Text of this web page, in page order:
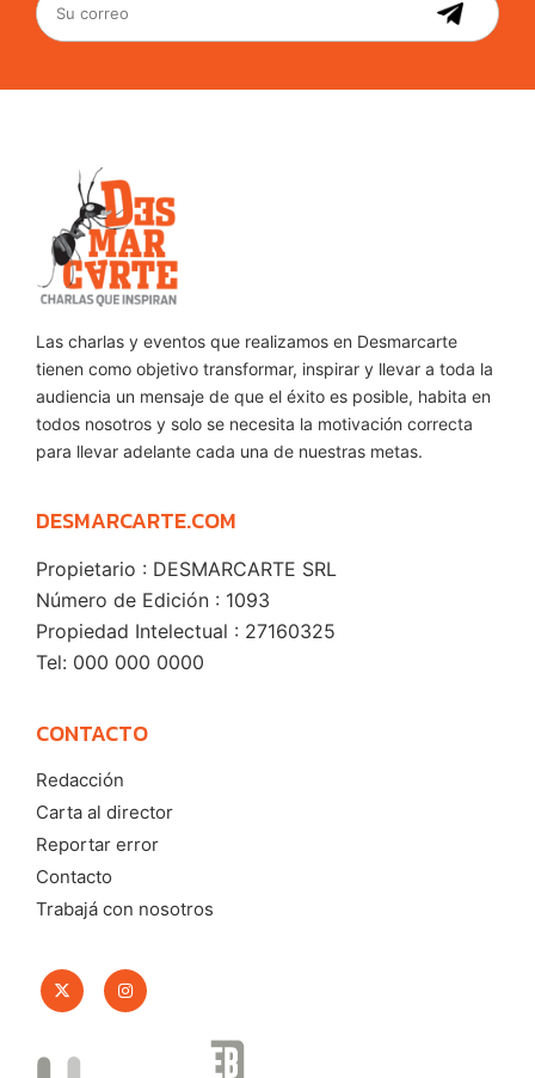
Las charlas y eventos que realizamos en Desmarcarte
tienen como objetivo transformar, inspirar y llevar a toda la
audiencia un mensaje de que el éxito es posible, habita en
todos nosotros y solo se necesita la motivación correcta
para llevar adelante cada una de nuestras metas.
DESMARCARTE.COM
Propietario : DESMARCARTE SRL
Número de Edición : 1093
Propiedad Intelectual : 27160325
Tel: 000 000 0000
CONTACTO
Redacción
Carta al director
Reportar error
Contacto
Trabajá con nosotros